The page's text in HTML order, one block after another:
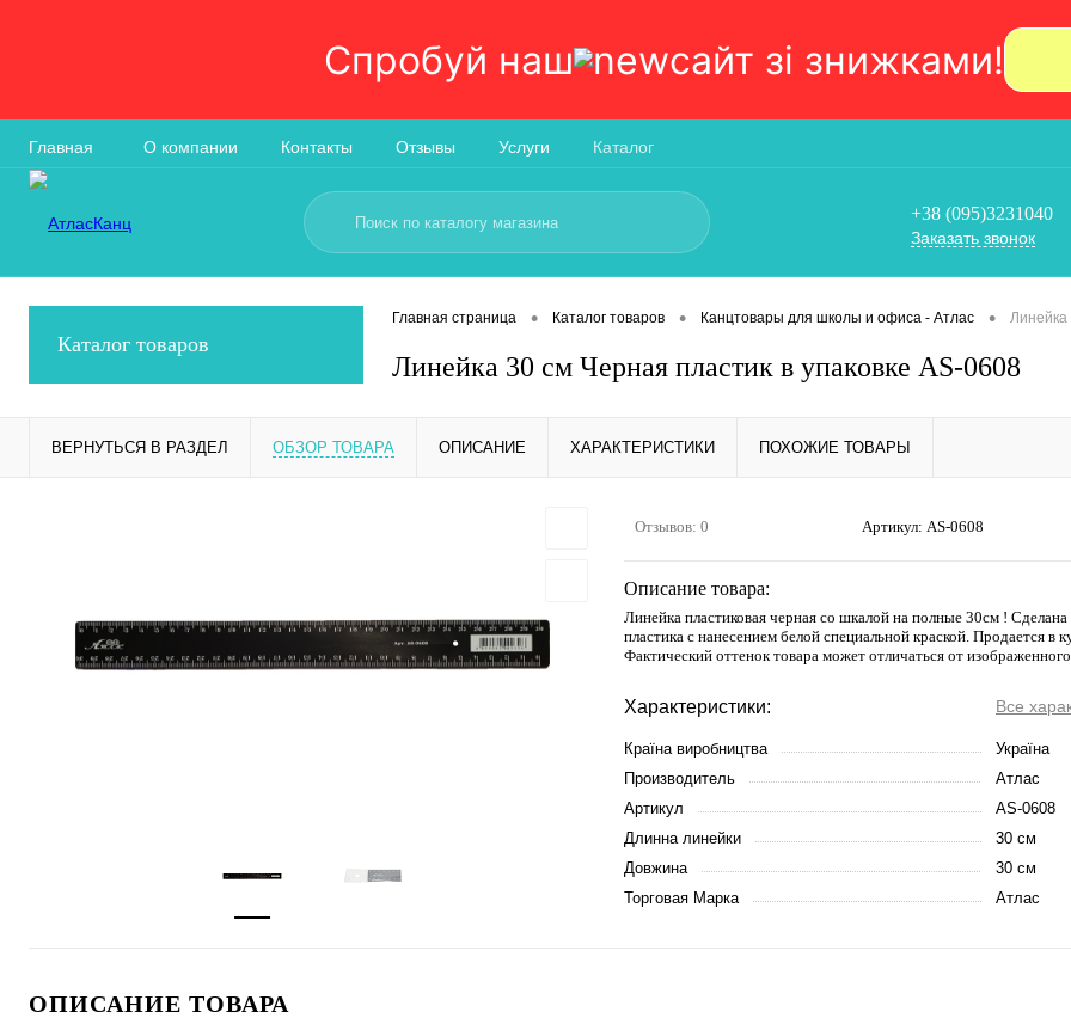
Спробуй наш сайт зi знижками!
Главная О компании Контакты Отзывы Услуги Каталог
+38 (095)3231040
Заказать звонок
Каталог товаров
Главная страница • Каталог товаров • Канцтовары для школы и офиса - Атлас • Линейка
Линейка 30 см Черная пластик в упаковке AS-0608
ВЕРНУТЬСЯ В РАЗДЕЛ ОБЗОР ТОВАРА ОПИСАНИЕ ХАРАКТЕРИСТИКИ ПОХОЖИЕ ТОВАРЫ
Отзывов: 0 Артикул: AS-0608
Описание товара:
Линейка пластиковая черная со шкалой на полные 30см ! Сделана
пластика с нанесением белой специальной краской. Продается в
Фактический оттенок товара может отличаться от
Характеристики: Все
Країна виробництва
Україна
Производитель
Атлас
Артикул
AS-0608
Длинна линейки
30 см
Довжина
30 см
Торговая Марка
Атлас
ОПИСАНИЕ ТОВАРА